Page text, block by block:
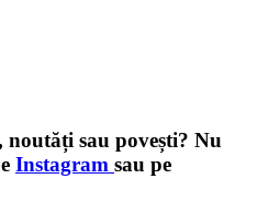
sau povești? Nu
Instagram sau pe